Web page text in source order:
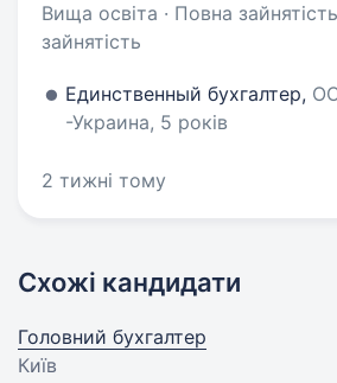
Вища освіта · Повна
зайнятість
Единственный бухгалтер,
-Украина, 5 років
2 тижні тому
Схожі кандидати
Головний бухгалтер
Київ